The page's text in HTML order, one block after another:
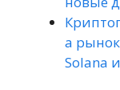
а
Solana